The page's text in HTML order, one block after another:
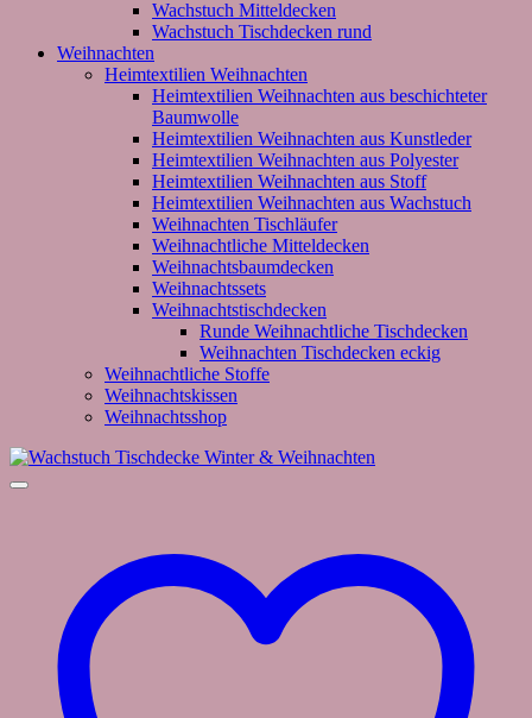
Wachstuch Mitteldecken
Wachstuch Tischdecken rund
Weihnachten
Heimtextilien Weihnachten
Heimtextilien Weihnachten aus beschichteter
Baumwolle
Heimtextilien Weihnachten aus Kunstleder
Heimtextilien Weihnachten aus Polyester
Heimtextilien Weihnachten aus Stoff
Heimtextilien Weihnachten aus Wachstuch
Weihnachten Tischläufer
Weihnachtliche Mitteldecken
Weihnachtsbaumdecken
Weihnachtssets
Weihnachtstischdecken
Runde Weihnachtliche Tischdecken
Weihnachten Tischdecken eckig
Weihnachtliche Stoffe
Weihnachtskissen
Weihnachtsshop